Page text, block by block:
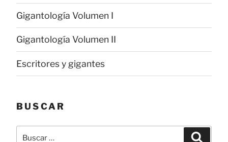
Gigantología Volumen I
Gigantología Volumen II
Escritores y gigantes
BUSCAR
Buscar